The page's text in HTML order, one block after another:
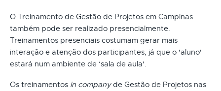
O Treinamento de Gestão de Projetos em Campinas
também pode ser realizado presencialmente.
Treinamentos presenciais costumam gerar mais
interação e atenção dos participantes, já que o 'aluno'
estará num ambiente de ‘sala de aula'.
Os treinamentos in companyde Gestão de Projetos nas